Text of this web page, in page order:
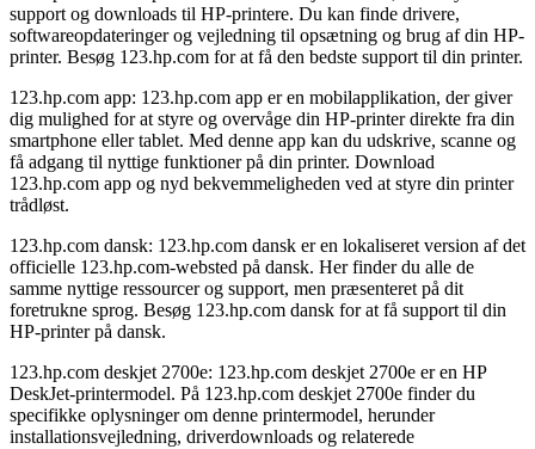
support og downloads til HP-printere. Du kan finde drivere,
softwareopdateringer og vejledning til opsætning og brug af din HP-
printer. Besøg 123.hp.com for at få den bedste support til din printer.
123.hp.com app: 123.hp.com app er en mobilapplikation, der giver
dig mulighed for at styre og overvåge din HP-printer direkte fra din
smartphone eller tablet. Med denne app kan du udskrive, scanne og
få adgang til nyttige funktioner på din printer. Download
123.hp.com app og nyd bekvemmeligheden ved at styre din printer
trådløst.
123.hp.com dansk: 123.hp.com dansk er en lokaliseret version af det
officielle 123.hp.com-websted på dansk. Her finder du alle de
samme nyttige ressourcer og support, men præsenteret på dit
foretrukne sprog. Besøg 123.hp.com dansk for at få support til din
HP-printer på dansk.
123.hp.com deskjet 2700e: 123.hp.com deskjet 2700e er en HP
DeskJet-printermodel. På 123.hp.com deskjet 2700e finder du
specifikke oplysninger om denne printermodel, herunder
installationsvejledning, driverdownloads og relaterede